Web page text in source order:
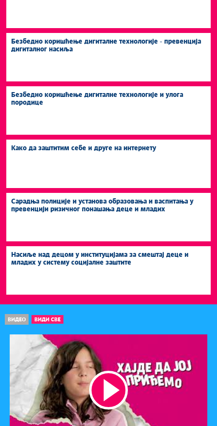
Безбедно коришћење дигиталне технологије - превенција
дигиталног насиља
Безбедно коришћење дигиталне технологије и улога
породице
Како да заштитим себе и друге на интернету
Сарадња полиције и установа образовања и васпитања у
превенцији ризичног понашања деце и младих
Насиље над децом у институцијама за смештај деце и
младих у систему социјалне заштите
ВИДЕО ВИДИ СВЕ